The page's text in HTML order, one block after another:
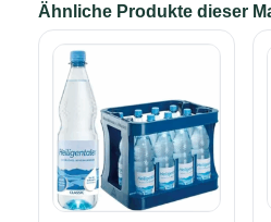
Ähnliche Produkte dieser